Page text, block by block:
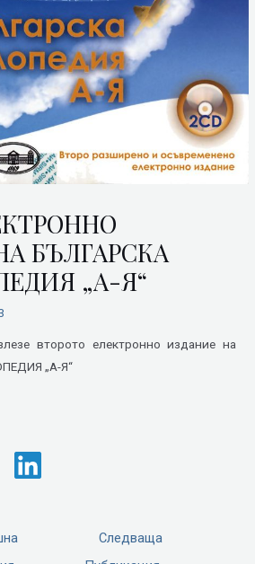
БЪЛГАРСКА
„А-Я“
второто електронно издание на
„А-Я“
Следваща